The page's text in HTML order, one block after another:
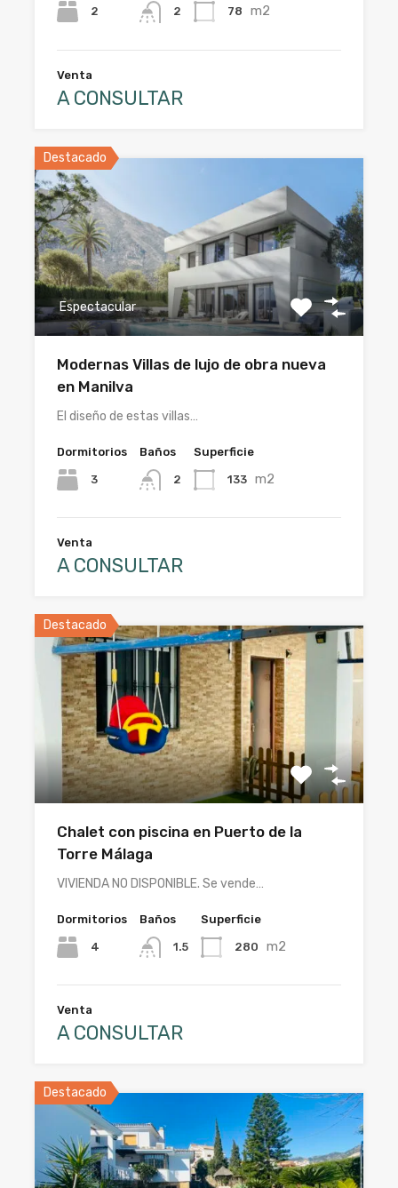
2 2 78 m2
Venta
A CONSULTAR
Destacado
Espectacular
Modernas Villas de lujo de obra nueva
en Manilva
El diseño de estas villas…
Dormitorios
3
Baños
2
Superficie
133 m2
Venta
A CONSULTAR
Destacado
Chalet con piscina en Puerto de la
Torre Málaga
VIVIENDA NO DISPONIBLE. Se vende…
Dormitorios
4
Baños
1.5
Superficie
280 m2
Venta
A CONSULTAR
Destacado